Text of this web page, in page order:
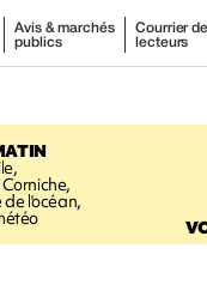
Avis & marchés
publics
Courrier
lecteurs
l'océan,